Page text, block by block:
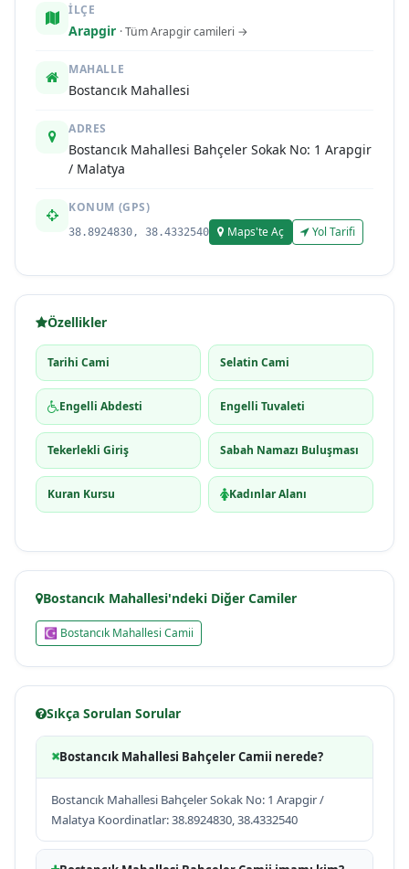
İLÇE
Arapgir · Tüm Arapgir camileri →
MAHALLE
Bostancık Mahallesi
ADRES
Bostancık Mahallesi Bahçeler Sokak No: 1 Arapgir
/ Malatya
KONUM (GPS)
38.8924830, 38.4332540 Maps'te Aç Yol Tarifi
Özellikler
Tarihi Cami Selatin Cami
Engelli Abdesti Engelli Tuvaleti
Tekerlekli Giriş Sabah Namazı Buluşması
Kuran Kursu Kadınlar Alanı
Bostancık Mahallesi'ndeki Diğer Camiler
☪ Bostancık Mahallesi Camii
Sıkça Sorulan Sorular
Bostancık Mahallesi Bahçeler Camii nerede?
Bostancık Mahallesi Bahçeler Sokak No: 1 Arapgir /
Malatya Koordinatlar: 38.8924830, 38.4332540